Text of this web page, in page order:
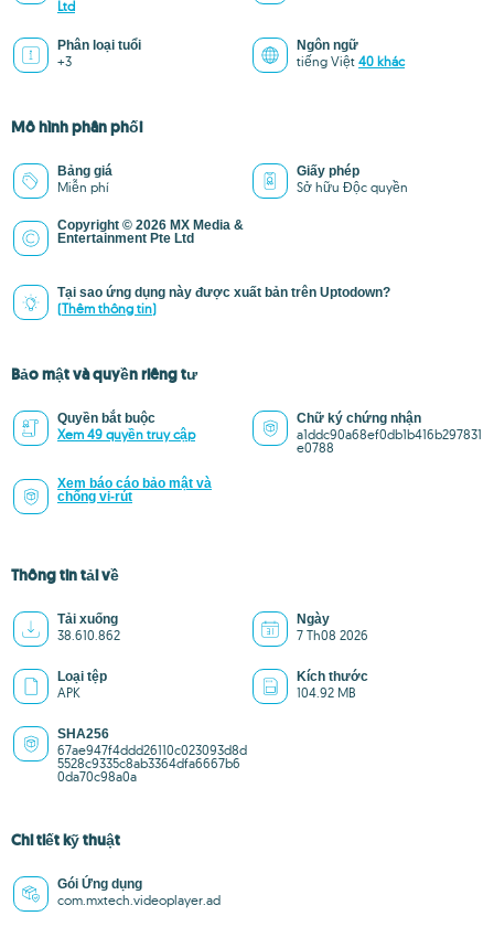
Ltd
Phân loại tuổi
+3
Ngôn ngữ
tiếng Việt 40 khác
Mô hình phân phối
Bảng giá
Miễn phí
Giấy phép
Sở hữu Độc quyền
Copyright © 2026 MX Media &
Entertainment Pte Ltd
Tại sao ứng dụng này được xuất bản trên Uptodown?
(Thêm thông tin)
Bảo mật và quyền riêng tư
Quyền bắt buộc
Xem 49 quyền truy cập
Chữ ký chứng nhận
a1ddc90a68ef0db1b416b297831
e0788
Xem báo cáo bảo mật và
chống vi-rút
Thông tin tải về
Tải xuống
38.610.862
Ngày
7 Th08 2026
Loại tệp
APK
Kích thước
104.92 MB
SHA256
67ae947f4ddd26110c023093d8d
5528c9335c8ab3364dfa6667b6
0da70c98a0a
Chi tiết kỹ thuật
Gói Ứng dụng
com.mxtech.videoplayer.ad